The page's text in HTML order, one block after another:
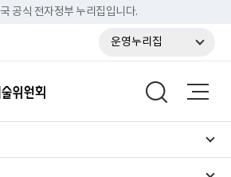
공식 전자정부 누리집입니다.
운영누리집